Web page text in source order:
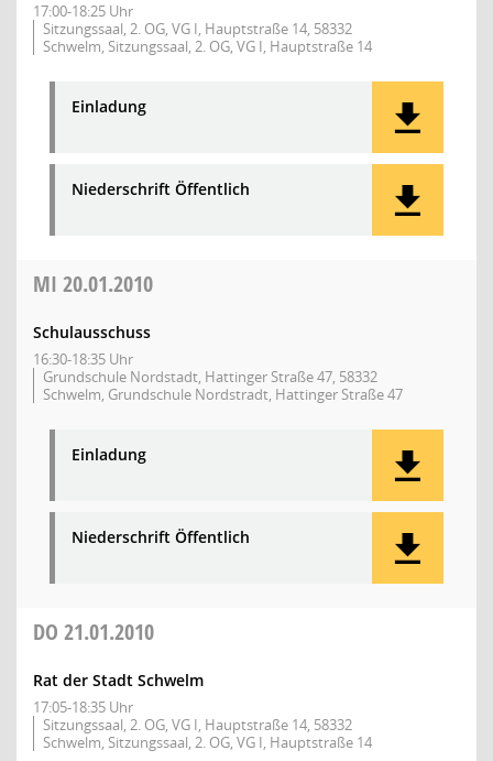
17:00-18:25 Uhr
Sitzungssaal, 2. OG, VG I, Hauptstraße 14, 58332
Schwelm, Sitzungssaal, 2. OG, VG I, Hauptstraße 14
Einladung
Niederschrift Öffentlich
MI 20.01.2010
Schulausschuss
16:30-18:35 Uhr
Grundschule Nordstadt, Hattinger Straße 47, 58332
Schwelm, Grundschule Nordstradt, Hattinger Straße 47
Einladung
Niederschrift Öffentlich
DO 21.01.2010
Rat der Stadt Schwelm
17:05-18:35 Uhr
Sitzungssaal, 2. OG, VG I, Hauptstraße 14, 58332
Schwelm, Sitzungssaal, 2. OG, VG I, Hauptstraße 14